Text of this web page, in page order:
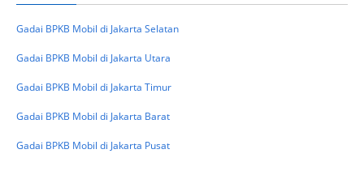
Masuk BI Checking? Simak Peraturan
Gadai BPKB Mobil di Jakarta Selatan
Gadai BPKB Mobil di Jakarta Utara
Gadai BPKB Mobil di Jakarta Timur
Gadai BPKB Mobil di Jakarta Barat
Gadai BPKB Mobil di Jakarta Pusat